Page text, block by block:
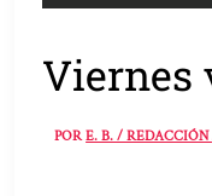
Viernes
PORE. B. / REDACCIÓN